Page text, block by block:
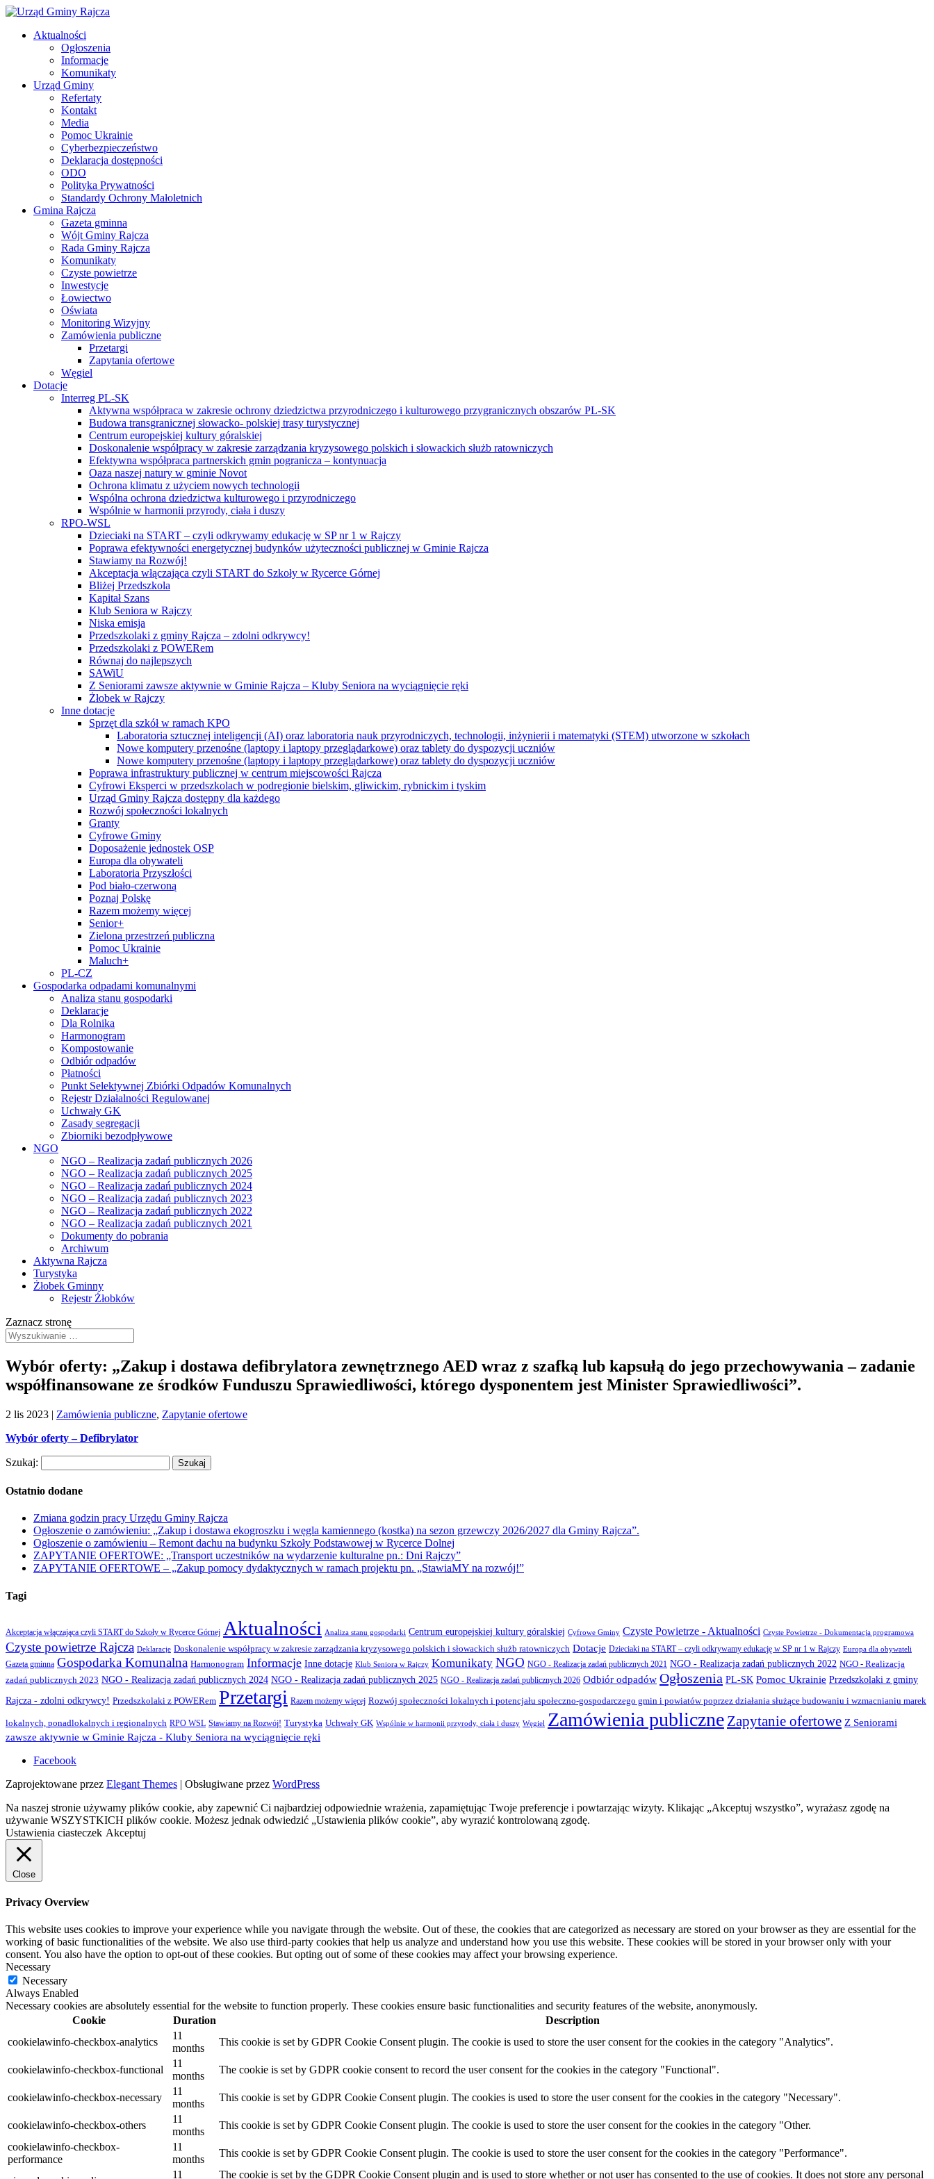
Aktualności
Ogłoszenia
Informacje
Komunikaty
Urząd Gminy
Refertaty
Kontakt
Media
Pomoc Ukrainie
Cyberbezpieczeństwo
Deklaracja dostępności
ODO
Polityka Prywatności
Standardy Ochrony Małoletnich
Gmina Rajcza
Gazeta gminna
Wójt Gminy Rajcza
Rada Gminy Rajcza
Komunikaty
Czyste powietrze
Inwestycje
Łowiectwo
Oświata
Monitoring Wizyjny
Zamówienia publiczne
Przetargi
Zapytania ofertowe
Węgiel
Dotacje
Interreg PL-SK
Aktywna współpraca w zakresie ochrony dziedzictwa przyrodniczego i kulturowego przygranicznych obszarów PL-SK
Budowa transgranicznej słowacko- polskiej trasy turystycznej
Centrum europejskiej kultury góralskiej
Doskonalenie współpracy w zakresie zarządzania kryzysowego polskich i słowackich służb ratowniczych
Efektywna współpraca partnerskich gmin pogranicza – kontynuacja
Oaza naszej natury w gminie Novot
Ochrona klimatu z użyciem nowych technologii
Wspólna ochrona dziedzictwa kulturowego i przyrodniczego
Wspólnie w harmonii przyrody, ciała i duszy
RPO-WSL
Dzieciaki na START – czyli odkrywamy edukację w SP nr 1 w Rajczy
Poprawa efektywności energetycznej budynków użyteczności publicznej w Gminie Rajcza
Stawiamy na Rozwój!
Akceptacja włączająca czyli START do Szkoły w Rycerce Górnej
Bliżej Przedszkola
Kapitał Szans
Klub Seniora w Rajczy
Niska emisja
Przedszkolaki z gminy Rajcza – zdolni odkrywcy!
Przedszkolaki z POWERem
Równaj do najlepszych
SAWiU
Z Seniorami zawsze aktywnie w Gminie Rajcza – Kluby Seniora na wyciągnięcie ręki
Żłobek w Rajczy
Inne dotacje
Sprzęt dla szkół w ramach KPO
Laboratoria sztucznej inteligencji (AI) oraz laboratoria nauk przyrodniczych, technologii, inżynierii i matematyki (STEM) utworzone w szkołach
Nowe komputery przenośne (laptopy i laptopy przeglądarkowe) oraz tablety do dyspozycji uczniów
Nowe komputery przenośne (laptopy i laptopy przeglądarkowe) oraz tablety do dyspozycji uczniów
Poprawa infrastruktury publicznej w centrum miejscowości Rajcza
Cyfrowi Eksperci w przedszkolach w podregionie bielskim, gliwickim, rybnickim i tyskim
Urząd Gminy Rajcza dostępny dla każdego
Rozwój społeczności lokalnych
Granty
Cyfrowe Gminy
Doposażenie jednostek OSP
Europa dla obywateli
Laboratoria Przyszłości
Pod biało-czerwoną
Poznaj Polskę
Razem możemy więcej
Senior+
Zielona przestrzeń publiczna
Pomoc Ukrainie
Maluch+
PL-CZ
Gospodarka odpadami komunalnymi
Analiza stanu gospodarki
Deklaracje
Dla Rolnika
Harmonogram
Kompostowanie
Odbiór odpadów
Płatności
Punkt Selektywnej Zbiórki Odpadów Komunalnych
Rejestr Działalności Regulowanej
Uchwały GK
Zasady segregacji
Zbiorniki bezodpływowe
NGO
NGO – Realizacja zadań publicznych 2026
NGO – Realizacja zadań publicznych 2025
NGO – Realizacja zadań publicznych 2024
NGO – Realizacja zadań publicznych 2023
NGO – Realizacja zadań publicznych 2022
NGO – Realizacja zadań publicznych 2021
Dokumenty do pobrania
Archiwum
Aktywna Rajcza
Turystyka
Żłobek Gminny
Rejestr Żłobków
Zaznacz stronę
Wybór oferty: „Zakup i dostawa defibrylatora zewnętrznego AED wraz z szafką lub kapsułą do jego przechowywania – zadanie
współfinansowane ze środków Funduszu Sprawiedliwości, którego dysponentem jest Minister Sprawiedliwości”.
2 lis 2023 | Zamówienia publiczne, Zapytanie ofertowe
Wybór oferty – Defibrylator
Szukaj:
Ostatnio dodane
Zmiana godzin pracy Urzędu Gminy Rajcza
Ogłoszenie o zamówieniu: „Zakup i dostawa ekogroszku i węgla kamiennego (kostka) na sezon grzewczy 2026/2027 dla Gminy Rajcza”.
Ogłoszenie o zamówieniu – Remont dachu na budynku Szkoły Podstawowej w Rycerce Dolnej
ZAPYTANIE OFERTOWE: „Transport uczestników na wydarzenie kulturalne pn.: Dni Rajczy”
ZAPYTANIE OFERTOWE – „Zakup pomocy dydaktycznych w ramach projektu pn. „StawiaMY na rozwój!”
Tagi
Akceptacja włączająca czyli START do Szkoły w Rycerce Górnej Aktualności Analiza stanu gospodarki Centrum europejskiej kultury góralskiej Cyfrowe Gminy Czyste Powietrze - Aktualności Czyste Powietrze - Dokumentacja programowa
Czyste powietrze Rajcza Deklaracje Doskonalenie współpracy w zakresie zarządzania kryzysowego polskich i słowackich służb ratowniczych Dotacje Dzieciaki na START – czyli odkrywamy edukację w SP nr 1 w Rajczy Europa dla obywateli
Gazeta gminna Gospodarka Komunalna Harmonogram Informacje Inne dotacje Klub Seniora w Rajczy Komunikaty NGO NGO - Realizacja zadań publicznych 2021 NGO - Realizacja zadań publicznych 2022 NGO - Realizacja
zadań publicznych 2023 NGO - Realizacja zadań publicznych 2024 NGO - Realizacja zadań publicznych 2025 NGO - Realizacja zadań publicznych 2026 Odbiór odpadów Ogłoszenia PL-SK Pomoc Ukrainie Przedszkolaki z gminy
Rajcza - zdolni odkrywcy! Przedszkolaki z POWERem Przetargi Razem możemy więcej Rozwój społeczności lokalnych i potencjału społeczno-gospodarczego gmin i powiatów poprzez działania służące budowaniu i wzmacnianiu marek
lokalnych, ponadlokalnych i regionalnych RPO WSL Stawiamy na Rozwój! Turystyka Uchwały GK Wspólnie w harmonii przyrody, ciała i duszy Węgiel Zamówienia publiczne Zapytanie ofertowe Z Seniorami
zawsze aktywnie w Gminie Rajcza - Kluby Seniora na wyciągnięcie ręki
Facebook
Zaprojektowane przez Elegant Themes | Obsługiwane przez WordPress
Na naszej stronie używamy plików cookie, aby zapewnić Ci najbardziej odpowiednie wrażenia, zapamiętując Twoje preferencje i powtarzając wizyty. Klikając „Akceptuj wszystko”, wyrażasz zgodę na
używanie WSZYSTKICH plików cookie. Możesz jednak odwiedzić „Ustawienia plików cookie”, aby wyrazić kontrolowaną zgodę.
Ustawienia ciasteczek Akceptuj
Close
Privacy Overview
This website uses cookies to improve your experience while you navigate through the website. Out of these, the cookies that are categorized as necessary are stored on your browser as they are essential for the
working of basic functionalities of the website. We also use third-party cookies that help us analyze and understand how you use this website. These cookies will be stored in your browser only with your
consent. You also have the option to opt-out of these cookies. But opting out of some of these cookies may affect your browsing experience.
Necessary
Necessary
Always Enabled
Necessary cookies are absolutely essential for the website to function properly. These cookies ensure basic functionalities and security features of the website, anonymously.
Cookie
Duration
Description
cookielawinfo-checkbox-analytics
11
months
This cookie is set by GDPR Cookie Consent plugin. The cookie is used to store the user consent for the cookies in the category "Analytics".
cookielawinfo-checkbox-functional
11
months
The cookie is set by GDPR cookie consent to record the user consent for the cookies in the category "Functional".
cookielawinfo-checkbox-necessary
11
months
This cookie is set by GDPR Cookie Consent plugin. The cookies is used to store the user consent for the cookies in the category "Necessary".
cookielawinfo-checkbox-others
11
months
This cookie is set by GDPR Cookie Consent plugin. The cookie is used to store the user consent for the cookies in the category "Other.
cookielawinfo-checkbox-
performance
11
months
This cookie is set by GDPR Cookie Consent plugin. The cookie is used to store the user consent for the cookies in the category "Performance".
11 The cookie is set by the GDPR Cookie Consent plugin and is used to store whether or not user has consented to the use of cookies. It does not store any personal